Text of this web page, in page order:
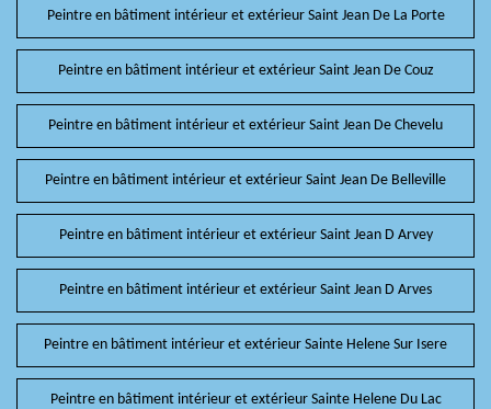
Peintre en bâtiment intérieur et extérieur Saint Jean De La Porte
Peintre en bâtiment intérieur et extérieur Saint Jean De Couz
Peintre en bâtiment intérieur et extérieur Saint Jean De Chevelu
Peintre en bâtiment intérieur et extérieur Saint Jean De Belleville
Peintre en bâtiment intérieur et extérieur Saint Jean D Arvey
Peintre en bâtiment intérieur et extérieur Saint Jean D Arves
Peintre en bâtiment intérieur et extérieur Sainte Helene Sur Isere
Peintre en bâtiment intérieur et extérieur Sainte Helene Du Lac